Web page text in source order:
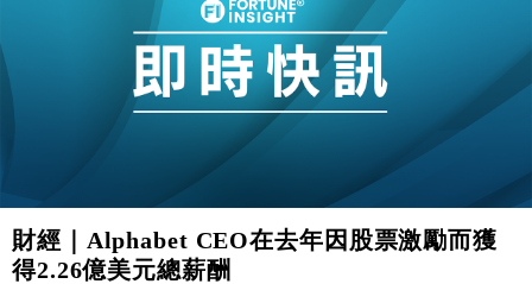
財經｜Alphabet CEO在去年因股票激勵而獲
得2.26億美元總薪酬